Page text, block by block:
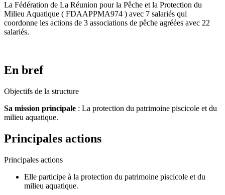
La Fédération de La Réunion pour la Pêche et la Protection du
Milieu Aquatique ( FDAAPPMA974 ) avec 7 salariés qui
coordonne les actions de 3 associations de pêche agréées avec 22
salariés.
En bref
Objectifs de la structure
Sa mission principale : La protection du patrimoine piscicole et du
milieu aquatique.
Principales actions
Principales actions
Elle participe à la protection du patrimoine piscicole et du
milieu aquatique.